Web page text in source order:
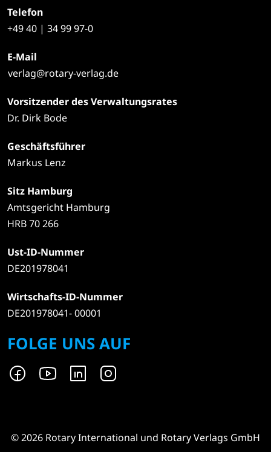
Telefon
+4940 | 34 99 97-0
E-Mail
verlag@rotary-verlag.de
Vorsitzender des Verwaltungsrates
Dr. Dirk Bode
Geschäftsführer
Markus Lenz
Sitz Hamburg
Amtsgericht Hamburg
HRB 70 266
Ust-ID-Nummer
DE201978041
Wirtschafts-ID-Nummer
DE201978041- 00001
FOLGE UNS AUF
© 2026 Rotary International und Rotary Verlags GmbH